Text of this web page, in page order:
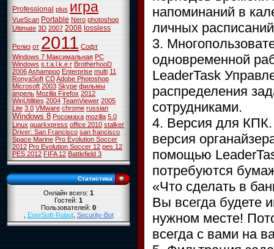
Professional plus игра
VueScan Portable Nero photoshop
Ultimate 3D 2007 2008 lossless
Релиз от 2011 Софт
Windows 7 Максимальная PC
Windows s.t.a.l.k.e.r BrotherhooD
2006Ashampoo Enterprise multi 11
RonyaSoft CDAdobe Photoshop
Microsoft 2003 Skype фильмы
апрель Mozilla Firefox 2012
WinUtilities 2004 TeamViewer 2005
Lite 3.0 VMware chrome russian
Windows 8 Росомаха mozilla 5.0
Linux quarkxpress office 2010 stalker
Driver: San Francisco san francisco
Space Marine Pro Evolution Soccer
2012 Pro Evolution Soccer 12 pes 12
PES 2012 FIFA 12 Battlefield 3
Статистика
Онлайн всего:1
Гостей:1
Пользователей:0
,EnerSoft-Robot,Security-Bot
напоминаний в
личных
3.
одновременной
LeaderTask
распределения
сотрудниками.
4. Версия для КПК.
версия
помощью
потребуются
«Что сделать в
Вы всегда будете
нужном месте!
всегда с вами на